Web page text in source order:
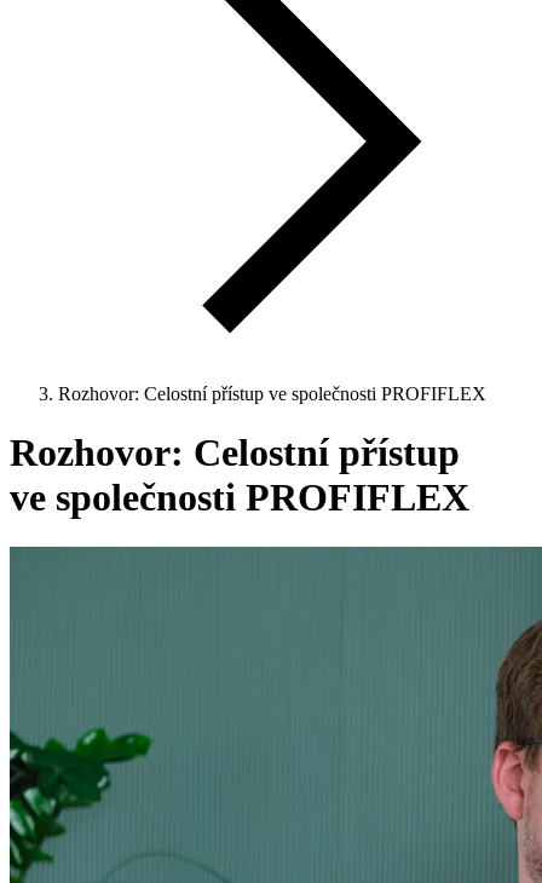
Rozhovor: Celostní přístup ve společnosti PROFIFLEX
Rozhovor: Celostní přístup
ve společnosti PROFIFLEX